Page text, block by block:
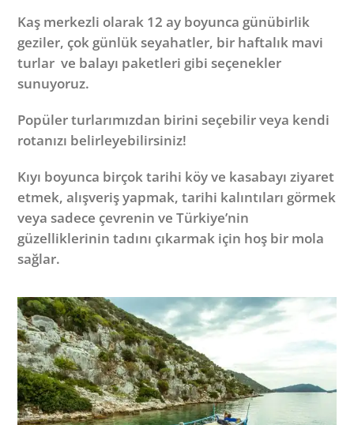
Kaş merkezli olarak 12 ay boyunca günübirlik
geziler, çok günlük seyahatler, bir haftalık mavi
turlar ve balayı paketleri gibi seçenekler
sunuyoruz.
Popüler turlarımızdan birini seçebilir veya kendi
rotanızı belirleyebilirsiniz!
Kıyı boyunca birçok tarihi köy ve kasabayı ziyaret
etmek, alışveriş yapmak, tarihi kalıntıları görmek
veya sadece çevrenin ve Türkiye’nin
güzelliklerinin tadını çıkarmak için hoş bir mola
sağlar.